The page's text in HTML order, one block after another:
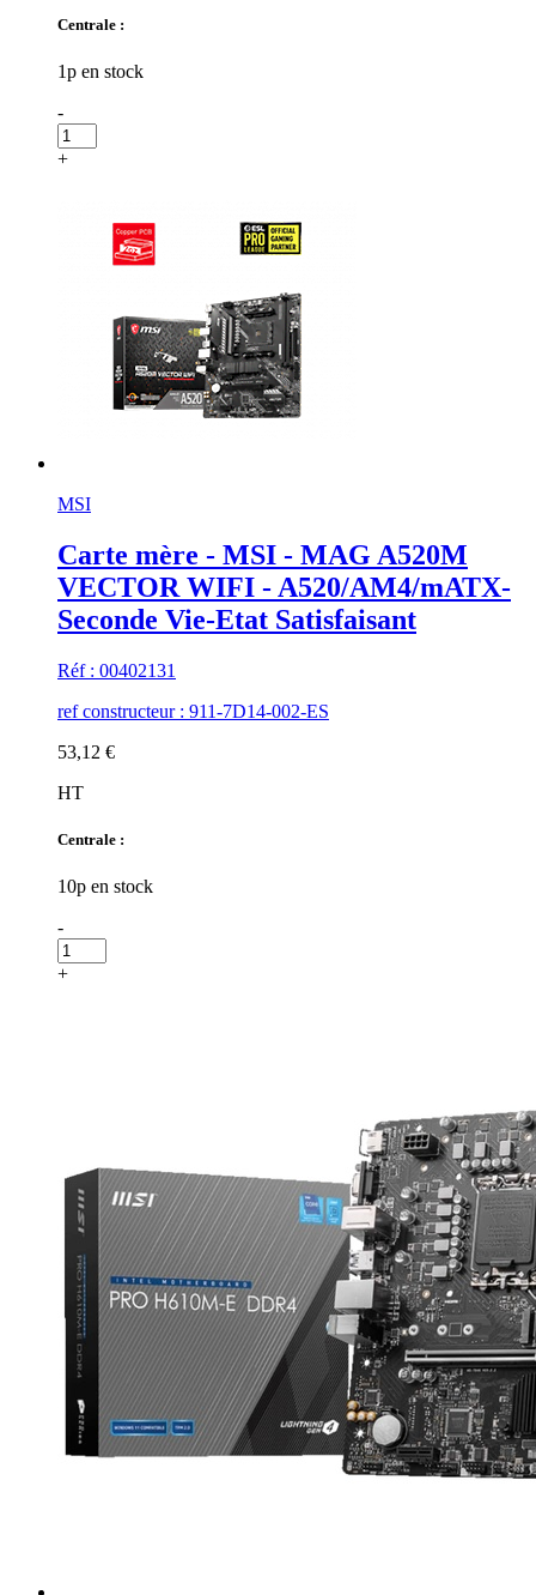
Centrale :
1p en stock
-
+
MSI
Carte mère - MSI - MAG A520M
VECTOR WIFI - A520/AM4/mATX-
Seconde Vie-Etat Satisfaisant
Réf : 00402131
ref constructeur : 911-7D14-002-ES
53,12 €
HT
Centrale :
10p en stock
-
+